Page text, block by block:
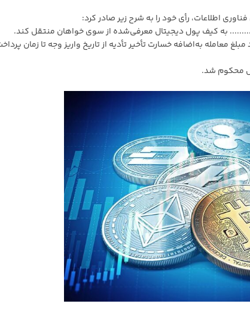
اطلاعات، رأی خود را به شرح زیر صادر کرد:
معامله به‌اضافه خسارت تأخیر تأدیه از تاریخ واریز وجه تا زمان